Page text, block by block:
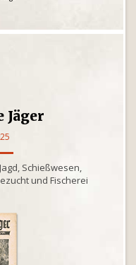
Jäger
Schießwesen,
und Fischerei